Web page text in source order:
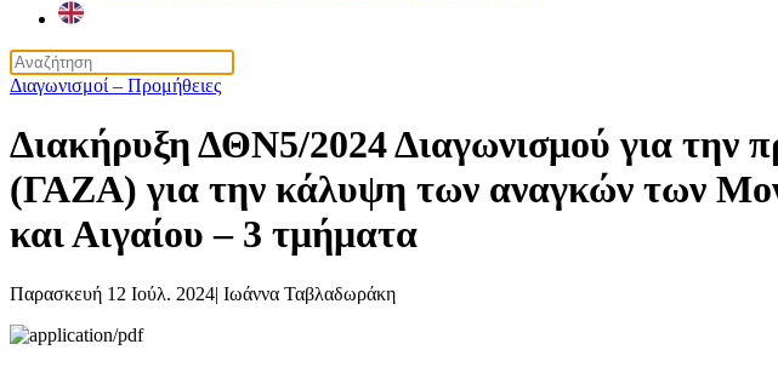
Διαγωνισμοί – Προμήθειες
Διακήρυξη ΔΘΝ5/2024 Διαγωνισμού για την
(ΓΑΖΑ) για την κάλυψη των αναγκών των
και Αιγαίου – 3 τμήματα
Παρασκευή 12 Ιούλ. 2024| Ιωάννα Ταβλαδωράκη